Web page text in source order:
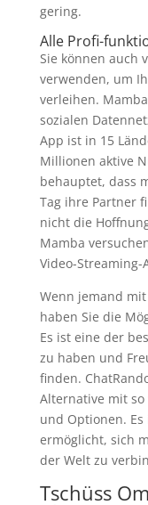
gering.
Alle Profi-
Sie können auch
verwenden, um
verleihen.
sozialen
App ist in 15
Millionen aktive
behauptet, dass
Tag ihre Partner
nicht die
Mamba
Video-
Wenn jemand
haben Sie die
Es ist eine der
zu haben und
finden.
Alternative mit
und Optionen.
ermöglicht, sich
der Welt zu
Tschüss